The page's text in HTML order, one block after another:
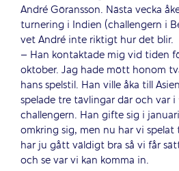
André Göransson. Nästa vecka
turnering i Indien (challengern i
vet André inte riktigt hur det blir.
– Han kontaktade mig vid tiden
oktober. Jag hade mött honom
hans spelstil. Han ville åka till
spelade tre tävlingar där och var i
challengern. Han gifte sig i
omkring sig, men nu har vi
har ju gått väldigt bra så vi får
och se var vi kan komma in.